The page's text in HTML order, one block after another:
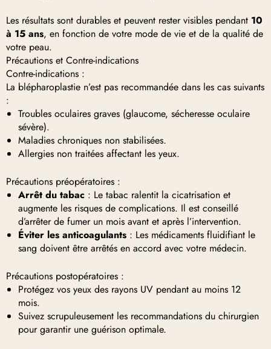
Les résultats sont durables et peuvent rester visibles pendant 10
à 15 ans, en fonction de votre mode de vie et de la qualité de
votre peau.
Précautions et Contre-indications
Contre-indications :
La blépharoplastie n’est pas recommandée dans les cas suivants
:
Troubles oculaires graves (glaucome, sécheresse oculaire
sévère).
Maladies chroniques non stabilisées.
Allergies non traitées affectant les yeux.
Précautions préopératoires :
Arrêt du tabac : Le tabac ralentit la cicatrisation et
augmente les risques de complications. Il est conseillé
d’arrêter de fumer un mois avant et après l’intervention.
Éviter les anticoagulants : Les médicaments fluidifiant le
sang doivent être arrêtés en accord avec votre médecin.
Précautions postopératoires :
Protégez vos yeux des rayons UV pendant au moins 12
mois.
Suivez scrupuleusement les recommandations du chirurgien
pour garantir une guérison optimale.